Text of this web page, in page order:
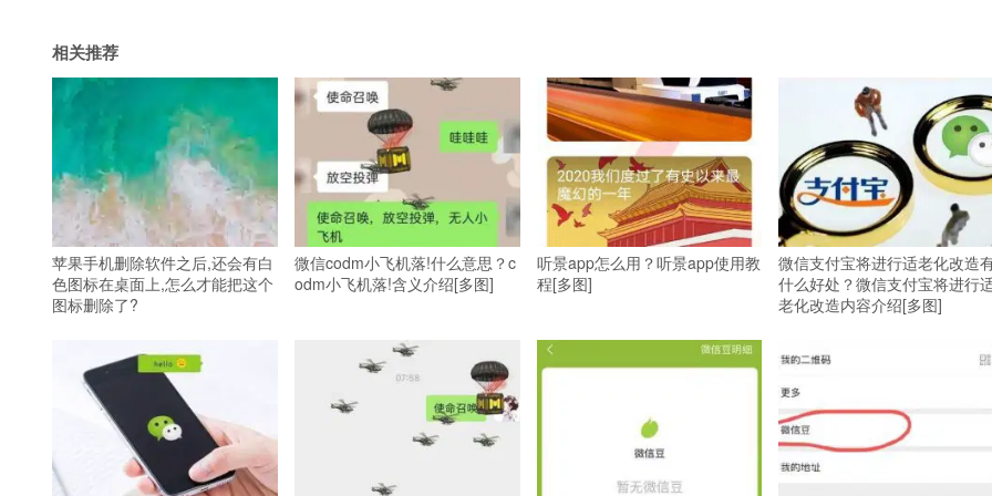
相关推荐
苹果手机删除软件之后,还会有白
色图标在桌面上,怎么才能把这个
图标删除了?
微信codm小飞机落!什么意思？c
odm小飞机落!含义介绍[多图]
听景app怎么用？听景app使用教
程[多图]
微信支付宝将进行适老化改造
什么好处？微信支付宝将进行
老化改造内容介绍[多图]